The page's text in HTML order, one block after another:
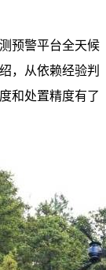
预警平台全天候
，从依赖经验判
和处置精度有了